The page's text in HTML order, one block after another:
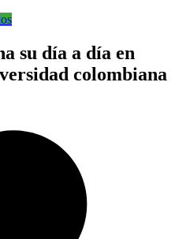
su día a día en
colombiana